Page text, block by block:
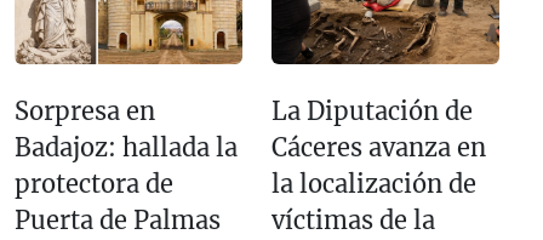
Sorpresa en
Badajoz: hallada la
protectora de
Puerta de Palmas
La Diputación de
Cáceres avanza en
la localización de
víctimas de la